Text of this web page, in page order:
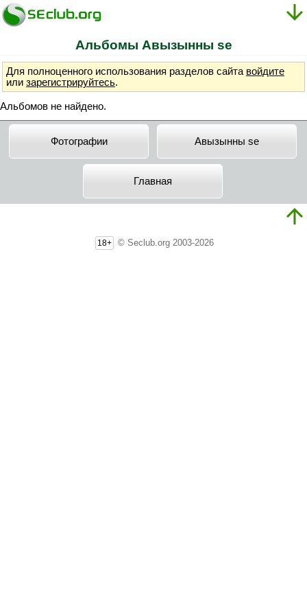
Альбомы Aвызынны se
Для полноценного использования разделов сайта войдите
или зарегистрируйтесь.
Альбомов не найдено.
Фотографии Aвызынны se
Главная
18+ © Seclub.org 2003-2026